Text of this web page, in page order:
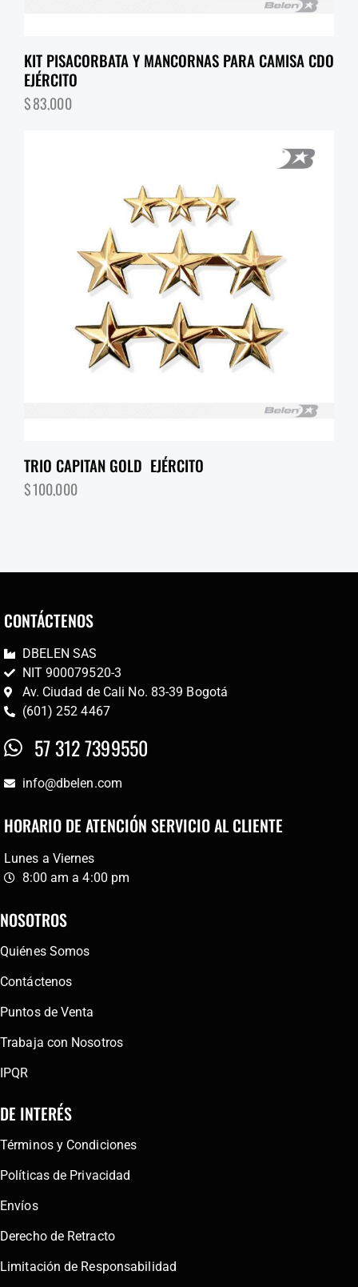
KIT PISACORBATA Y MANCORNAS PARA CAMISA CDO
EJÉRCITO
$83,000
TRIO CAPITAN GOLD EJÉRCITO
$100,000
CONTÁCTENOS
DBELEN SAS
NIT 900079520-3
Av. Ciudad de Cali No. 83-39 Bogotá
(601) 252 4467
57 312 7399550
info@dbelen.com
HORARIO DE ATENCIÓN SERVICIO AL CLIENTE
Lunes a Viernes
8:00 am a 4:00 pm
NOSOTROS
Quiénes Somos
Contáctenos
Puntos de Venta
Trabaja con Nosotros
IPQR
DE INTERÉS
Términos y Condiciones
Políticas de Privacidad
Envíos
Derecho de Retracto
Limitación de Responsabilidad